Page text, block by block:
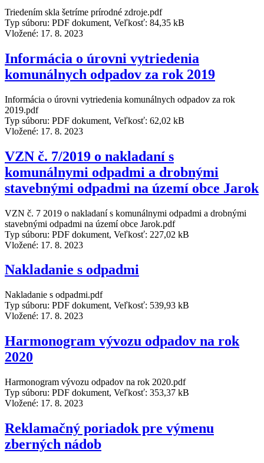
Triedením skla šetríme prírodné zdroje.pdf
Typ súboru: PDF dokument, Veľkosť: 84,35 kB
Vložené: 17. 8. 2023
Informácia o úrovni vytriedenia
komunálnych odpadov za rok 2019
Informácia o úrovni vytriedenia komunálnych odpadov za rok
2019.pdf
Typ súboru: PDF dokument, Veľkosť: 62,02 kB
Vložené: 17. 8. 2023
VZN č. 7/2019 o nakladaní s
komunálnymi odpadmi a drobnými
stavebnými odpadmi na území obce Jarok
VZN č. 7 2019 o nakladaní s komunálnymi odpadmi a drobnými
stavebnými odpadmi na území obce Jarok.pdf
Typ súboru: PDF dokument, Veľkosť: 227,02 kB
Vložené: 17. 8. 2023
Nakladanie s odpadmi
Nakladanie s odpadmi.pdf
Typ súboru: PDF dokument, Veľkosť: 539,93 kB
Vložené: 17. 8. 2023
Harmonogram vývozu odpadov na rok
2020
Harmonogram vývozu odpadov na rok 2020.pdf
Typ súboru: PDF dokument, Veľkosť: 353,37 kB
Vložené: 17. 8. 2023
Reklamačný poriadok pre výmenu
zberných nádob